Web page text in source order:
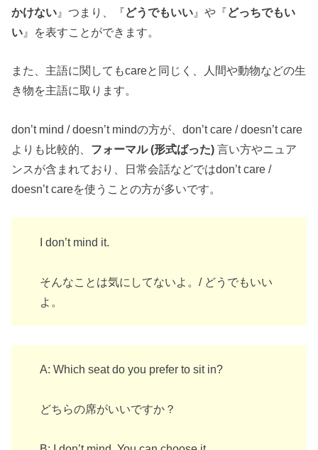
かけない 』つまり、『どうでもいい 』や『どっちでもい
い 』を表すことができます。
また、主語に関してもcareと同じく、人間や動物などの生
き物を主語に取ります。
don’t mind / doesn’t mindの方が、don’t care / doesn’t care
よりも比較的、 フォーマル (形式ばった)言い方やニュア
ンスが含まれており、日常会話などではdon’t care /
doesn’t careを使うことの方が多いです。
I don’t mind it.
そんなことは気にしてないよ。/ どうでもいい
よ。
A: Which seat do you prefer to sit in?
どちらの席がいいですか？